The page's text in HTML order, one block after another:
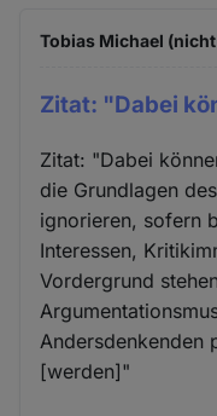
Tobias Michael
Zitat: "Dabei
Zitat: "Dabei
die Grundlagen
ignorieren, sofern
Interessen,
Vordergrund
Andersdenkenden
[werden]"